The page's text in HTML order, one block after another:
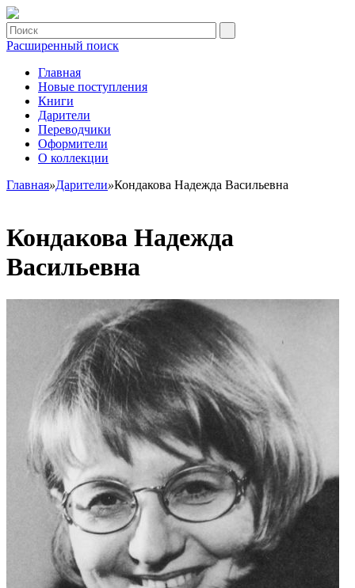
Расширенный поиск
Главная
Новые поступления
Книги
Дарители
Переводчики
Оформители
О коллекции
Главная»Дарители»Кондакова Надежда Васильевна
Кондакова Надежда
Васильевна